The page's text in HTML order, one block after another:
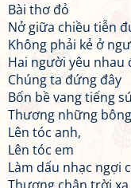
Bài thơ đỏ
Nở giữa chiều tiễn
Không phải kẻ ở
Hai người yêu nhau
Chúng ta đứng đây
Bốn bề vang tiếng
Thương những
Lên tóc anh,
Lên tóc em
Làm dấu nhạc ngợi